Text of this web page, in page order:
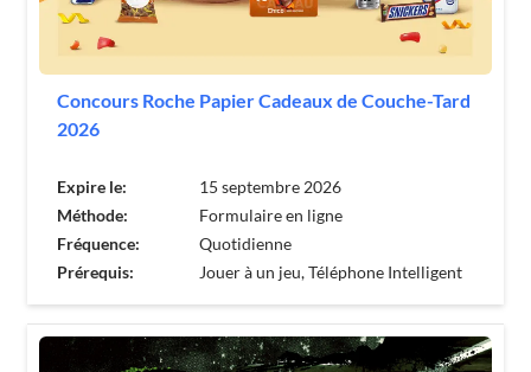
Concours Roche Papier Cadeaux de Couche-Tard
2026
Expire le:
15 septembre 2026
Méthode:
Formulaire en ligne
Fréquence:
Quotidienne
Prérequis:
Jouer à un jeu, Téléphone Intelligent